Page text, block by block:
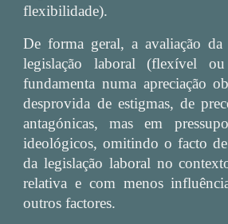
flexibilidade).
De forma geral, a avaliação da
legislação laboral (flexível
fundamenta numa apreciação
desprovida de estigmas, de
antagónicas, mas em
ideológicos, omitindo o facto
da legislação laboral no
relativa e com menos
outros factores.